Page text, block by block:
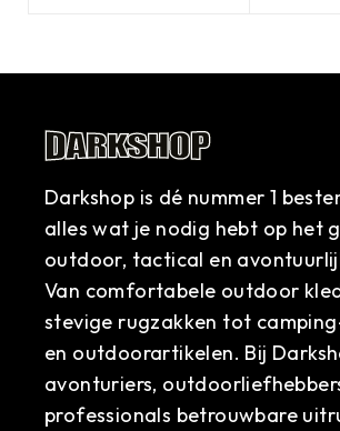
Darkshop is dé nummer 1
alles wat je nodig hebt op het
outdoor, tactical en
Van comfortabele outdoor
stevige rugzakken tot
en outdoorartikelen. Bij
avonturiers,
professionals betrouwbare